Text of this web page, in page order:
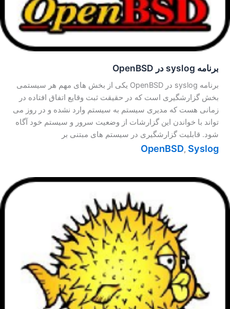
برنامه syslog در OpenBSD
برنامه syslog در OpenBSD یکی از بخش های مهم هر سیستمی
بخش گزارشگیری است که در حقیقت ثبت وقایع اتفاق افتاده در
زمانی هست که مدیری سیستم به سیستم وارد نشده و در روز می
تواند با خواندن این گزارشات از وضعیت سرور و سیستم خود آگاه
شود. قابلیت گزارشگیری در سیستم های مبتنی بر
OpenBSD, Syslog